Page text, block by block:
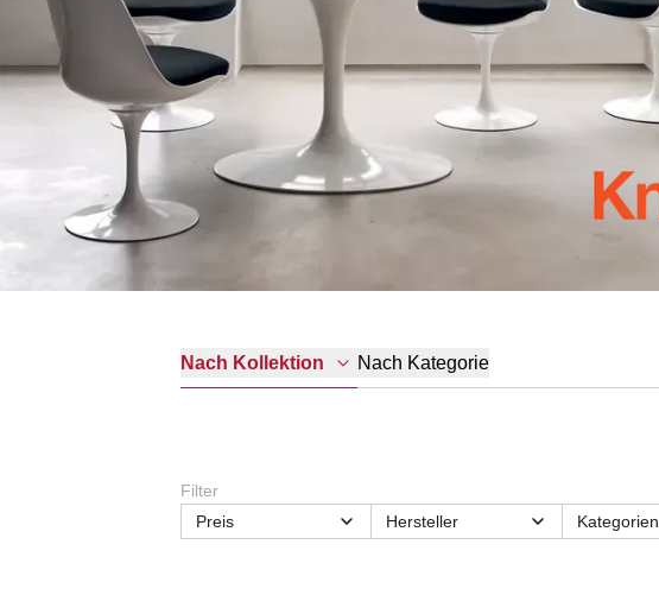
Nach Kollektion Nach Kategorie
Filter
Preis
Hersteller Kategorien